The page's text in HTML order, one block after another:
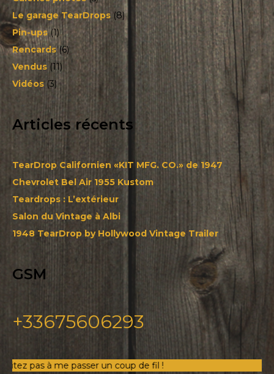
Le garage TearDrops(8)
Pin-ups(1)
Rencards(6)
Vendus (11)
Vidéos (3)
Articles récents
TearDrop Californien «KIT MFG. CO.» de 1947
Chevrolet Bel Air 1955 Kustom
Teardrops : L’extérieur
Salon du Vintage à Albi
1948 TearDrop by Hollywood Vintage Trailer
GSM
+33675606293
pas à me passer un coup de fil !